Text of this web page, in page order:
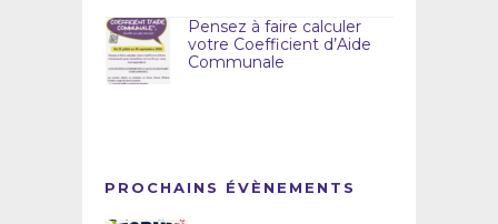
Pensez à faire calculer
votre Coefficient d’Aide
Communale
PROCHAINS ÉVÈNEMENTS